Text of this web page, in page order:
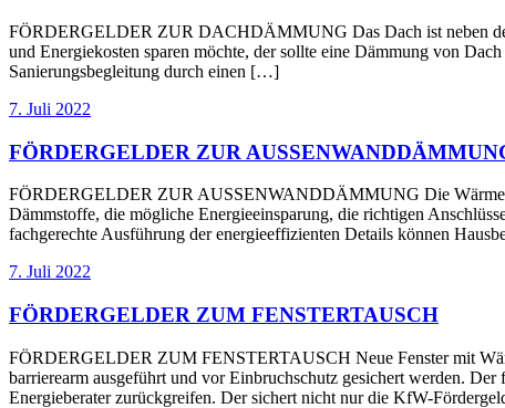
FÖRDERGELDER ZUR DACHDÄMMUNG Das Dach ist neben
und Energiekosten sparen möchte, der sollte eine Dämmung von
Sanierungsbegleitung durch einen […]
7. Juli 2022
FÖRDERGELDER ZUR
FÖRDERGELDER ZUR AUSSENWANDDÄMMUNG Die
Dämmstoffe, die mögliche Energieeinsparung, die richtigen
fachgerechte Ausführung der energieeffizienten Details können
7. Juli 2022
FÖRDERGELDER ZUM FENSTERTAUSCH
FÖRDERGELDER ZUM FENSTERTAUSCH Neue Fenster mit
barrierearm ausgeführt und vor Einbruchschutz gesichert werden.
Energieberater zurückgreifen. Der sichert nicht nur die KfW-